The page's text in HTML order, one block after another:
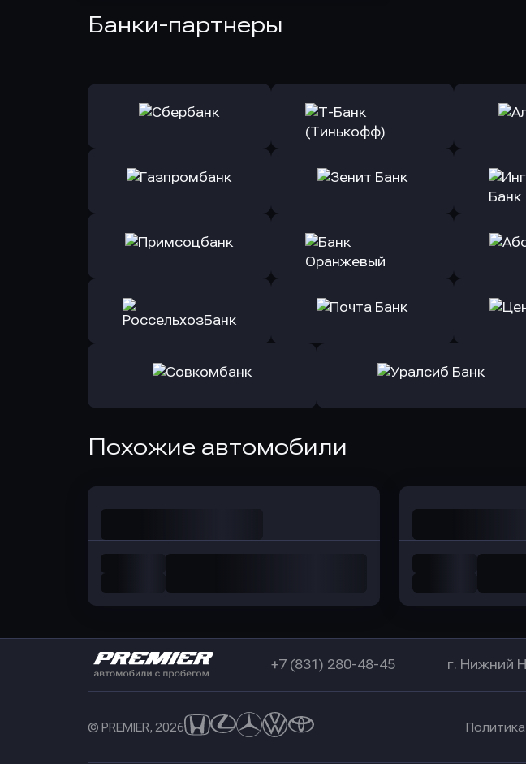
Банки-партнеры
Оправить заявку
Оправить заявку
в
Оправить заявку
Оправить заявку
в Зенит Банк
Оправить заявку
в Примсоцбанк
Оправить заявку
Оправить заявку
Оправить заявку
в Совкомбанк
Похожие автомобили
+7 (831) 280-48-45 г. Нижний
© PREMIER, 2026